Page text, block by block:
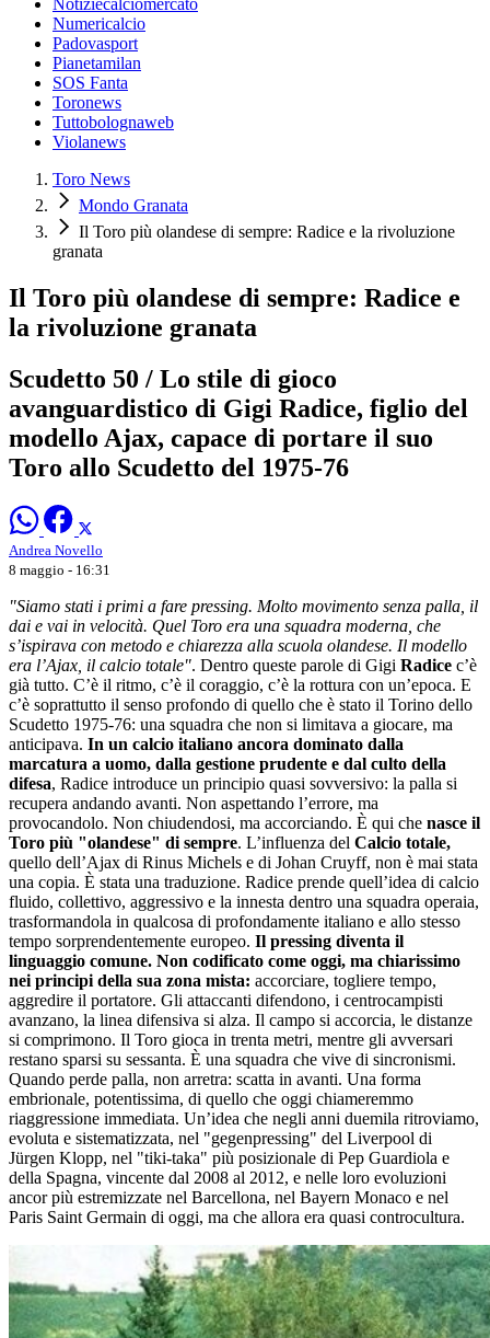
Notiziecalciomercato
Numericalcio
Padovasport
Pianetamilan
SOS Fanta
Toronews
Tuttobolognaweb
Violanews
Toro News
Mondo Granata
Il Toro più olandese di sempre: Radice e la rivoluzione
granata
Il Toro più olandese di sempre: Radice e
la rivoluzione granata
Scudetto 50 / Lo stile di gioco
avanguardistico di Gigi Radice, figlio del
modello Ajax, capace di portare il suo
Toro allo Scudetto del 1975-76
Andrea Novello
8 maggio - 16:31
"Siamo stati i primi a fare pressing. Molto movimento senza palla, il
dai e vai in velocità. Quel Toro era una squadra moderna, che
s’ispirava con metodo e chiarezza alla scuola olandese. Il modello
era l’Ajax, il calcio totale". Dentro queste parole di Gigi Radice c’è
già tutto. C’è il ritmo, c’è il coraggio, c’è la rottura con un’epoca. E
c’è soprattutto il senso profondo di quello che è stato il Torino dello
Scudetto 1975-76: una squadra che non si limitava a giocare, ma
anticipava. In un calcio italiano ancora dominato dalla
marcatura a uomo, dalla gestione prudente e dal culto della
difesa, Radice introduce un principio quasi sovversivo: la palla si
recupera andando avanti. Non aspettando l’errore, ma
provocandolo. Non chiudendosi, ma accorciando. È qui che nasce il
Toro più "olandese" di sempre. L’influenza del Calcio totale,
quello dell’Ajax di Rinus Michels e di Johan Cruyff, non è mai stata
una copia. È stata una traduzione. Radice prende quell’idea di calcio
fluido, collettivo, aggressivo e la innesta dentro una squadra operaia,
trasformandola in qualcosa di profondamente italiano e allo stesso
tempo sorprendentemente europeo. Il pressing diventa il
linguaggio comune. Non codificato come oggi, ma chiarissimo
nei principi della sua zona mista: accorciare, togliere tempo,
aggredire il portatore. Gli attaccanti difendono, i centrocampisti
avanzano, la linea difensiva si alza. Il campo si accorcia, le distanze
si comprimono. Il Toro gioca in trenta metri, mentre gli avversari
restano sparsi su sessanta. È una squadra che vive di sincronismi.
Quando perde palla, non arretra: scatta in avanti. Una forma
embrionale, potentissima, di quello che oggi chiameremmo
riaggressione immediata. Un’idea che negli anni duemila ritroviamo,
evoluta e sistematizzata, nel "gegenpressing" del Liverpool di
Jürgen Klopp, nel "tiki-taka" più posizionale di Pep Guardiola e
della Spagna, vincente dal 2008 al 2012, e nelle loro evoluzioni
ancor più estremizzate nel Barcellona, nel Bayern Monaco e nel
Paris Saint Germain di oggi, ma che allora era quasi controcultura.